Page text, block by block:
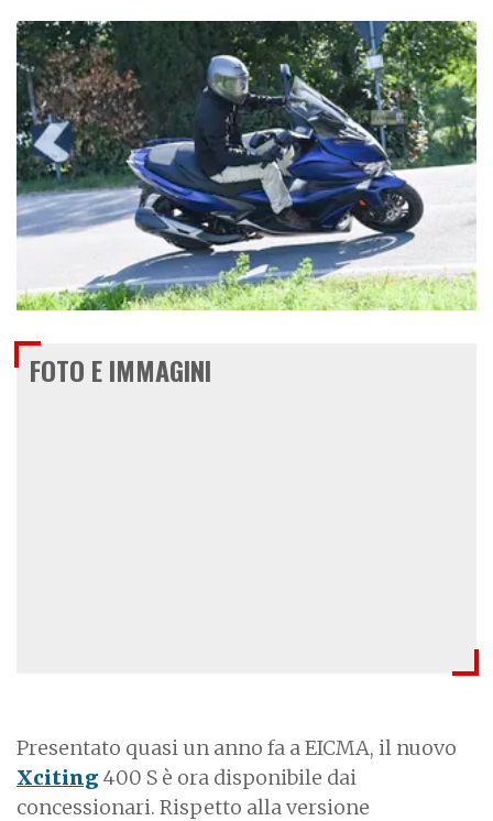
€ 6.790
FOTO E IMMAGINI
Presentato quasi un anno fa a EICMA, il nuovo
Xciting 400 S è ora disponibile dai
concessionari. Rispetto alla versione